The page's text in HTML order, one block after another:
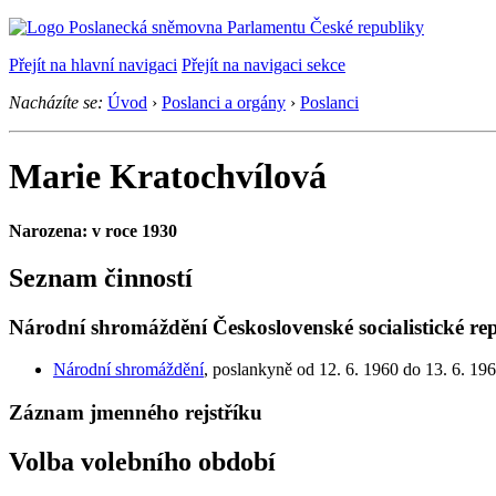
Přejít na hlavní navigaci Přejít na navigaci sekce
Nacházíte se: Úvod › Poslanci a orgány › Poslanci
Marie Kratochvílová
Narozena: v roce 1930
Seznam činností
Národní shromáždění Československé socialistické
Národní shromáždění, poslankyně od 12. 6. 1960 do 13. 6.
Záznam jmenného rejstříku
Volba volebního období